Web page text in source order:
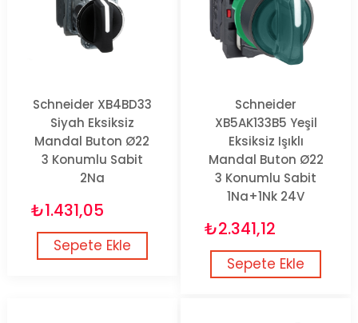
Schneider XB4BD33
Siyah Eksiksiz
Mandal Buton Ø22
3 Konumlu Sabit
2Na
₺1.431,05
Sepete Ekle
Schneider
XB5AK133B5 Yeşil
Eksiksiz Işıklı
Mandal Buton Ø22
3 Konumlu Sabit
1Na+1Nk 24V
₺2.341,12
Sepete Ekle